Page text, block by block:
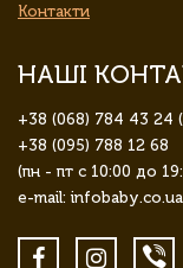
Контакти
НАШІ
+38 (068) 784 43 24
+38 (095) 788 12 68
(пн - пт с 10:00 до
e-mail: